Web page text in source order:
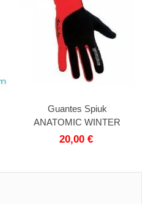
Guantes Spiuk
ANATOMIC WINTER
20,00 €